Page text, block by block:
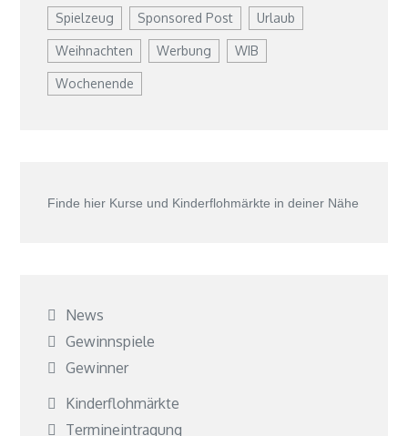
Spielzeug Sponsored Post Urlaub
Weihnachten Werbung WIB
Wochenende
Finde hier Kurse und Kinderflohmärkte in deiner Nähe
News
Gewinnspiele
Gewinner
Kinderflohmärkte
Termineintragung